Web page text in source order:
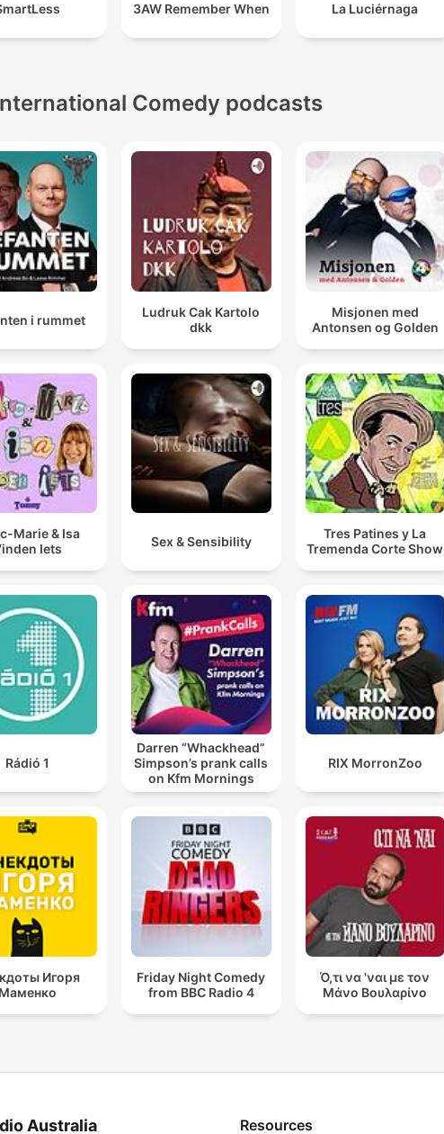
3AW Remember When La Luciérnaga
Comedy podcasts
i rummet
Ludruk Cak Kartolo
dkk
Misjonen med
Antonsen og Golden
Marie & Isa
Iets
Sex & Sensibility
Tres Patines y La
Tremenda Corte Show
Rádió 1
Darren “Whackhead”
Simpson’s prank calls
on Kfm Mornings
RIX MorronZoo
Игоря
Friday Night Comedy
from BBC Radio 4
Ό,τι να 'ναι με τον
Μάνο Βουλαρίνο
Australia Resources